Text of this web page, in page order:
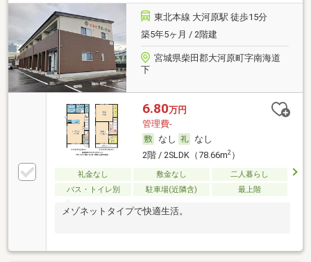
東北本線 大河原駅 徒歩15分
築5年5ヶ月 / 2階建
宮城県柴田郡大河原町字南海道
下
6.80万円
管理費-
なし
なし
2階 / 2SLDK（78.66m2）
礼金なし 敷金なし
二人暮らし
バス・トイレ別
駐車場(近隣含) 最上階
メゾネットタイプで快適生活。